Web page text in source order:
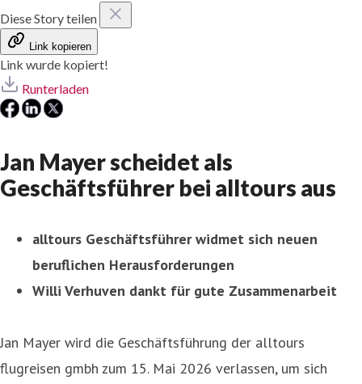
Diese Story teilen
Link kopieren
Link wurde kopiert!
Runterladen
Jan Mayer scheidet als
Geschäftsführer bei alltours aus
alltours Geschäftsführer widmet sich neuen
beruflichen Herausforderungen
Willi Verhuven dankt für gute Zusammenarbeit
Jan Mayer wird die Geschäftsführung der alltours
flugreisen gmbh zum 15. Mai 2026 verlassen, um sich